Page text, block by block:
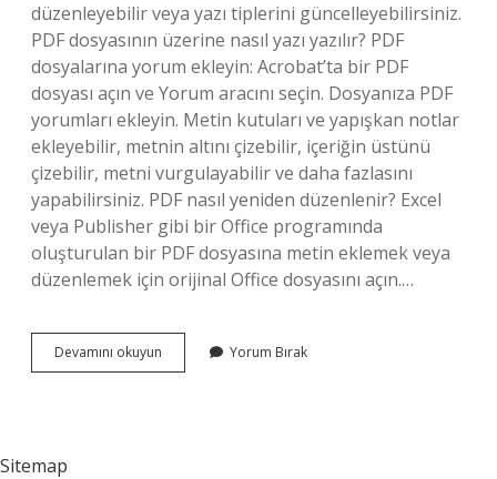
düzenleyebilir veya yazı tiplerini güncelleyebilirsiniz.
PDF dosyasının üzerine nasıl yazı yazılır? PDF
dosyalarına yorum ekleyin: Acrobat’ta bir PDF
dosyası açın ve Yorum aracını seçin. Dosyanıza PDF
yorumları ekleyin. Metin kutuları ve yapışkan notlar
ekleyebilir, metnin altını çizebilir, içeriğin üstünü
çizebilir, metni vurgulayabilir ve daha fazlasını
yapabilirsiniz. PDF nasıl yeniden düzenlenir? Excel
veya Publisher gibi bir Office programında
oluşturulan bir PDF dosyasına metin eklemek veya
düzenlemek için orijinal Office dosyasını açın.…
Devamını okuyun
Metinde
Yorum Bırak
Sitemap